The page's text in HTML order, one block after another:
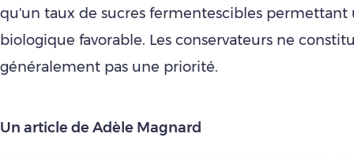
qu'un taux de sucres fermentescibles permettant
biologique favorable. Les conservateurs ne
généralement pas une priorité.
Un article de Adèle Magnard